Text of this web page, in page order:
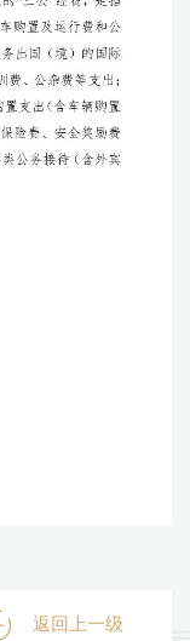
返回上一级